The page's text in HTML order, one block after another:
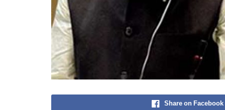
Share on Facebook